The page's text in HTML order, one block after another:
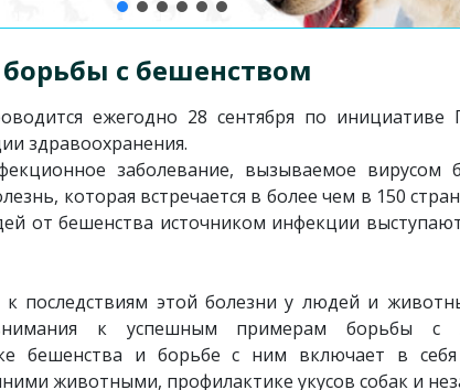
с бешенством
ежегодно 28 сентября по инициативе
здравоохранения.
заболевание, вызываемое вирусом
которая встречается в более чем в 150
от бешенства источником инфекции
последствиям этой болезни у людей и
к успешным примерам борьбы с
бешенства и борьбе с ним включает в
животными, профилактике укусов собак и